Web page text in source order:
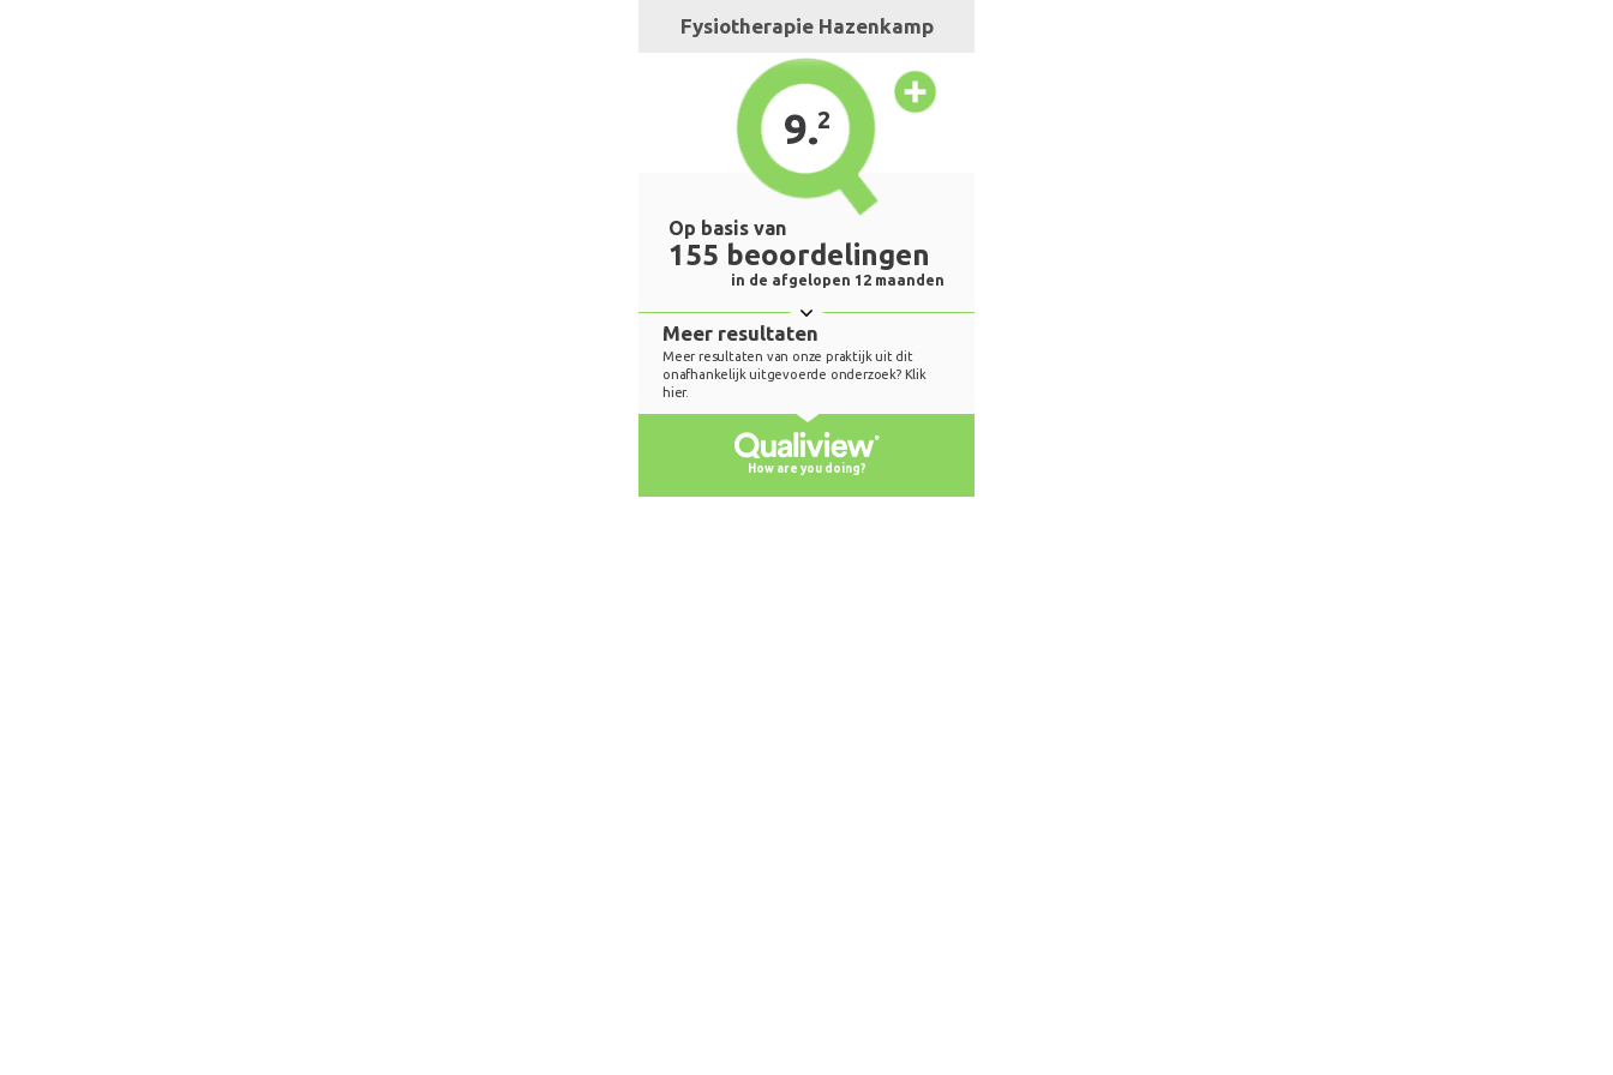
Fysiotherapie Hazenkamp
9.2
Op basis van
155 beoordelingen
in de afgelopen 12 maanden
Meer resultaten
Meer resultaten van onze praktijk uit dit
onafhankelijk uitgevoerde onderzoek? Klik
hier.
How are you doing?